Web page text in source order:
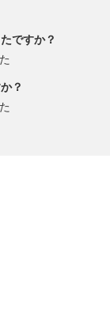
ですか？
？